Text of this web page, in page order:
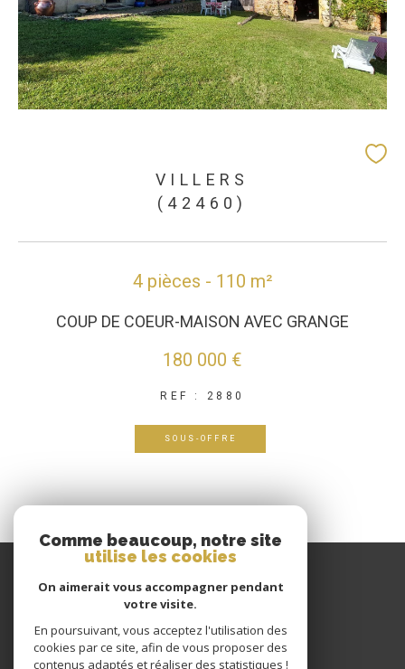
VILLERS
(42460)
4 pièces - 110 m²
COUP DE COEUR-MAISON AVEC GRANGE
180 000 €
REF : 2880
SOUS-OFFRE
GIRAUD IMMOBILIER
CONTACT@GIRAUDIMMO.COM
9 RUE CHANTELOUP
Comme beaucoup, notre site
utilise les cookies
On aimerait vous accompagner pendant
votre visite.
En poursuivant, vous acceptez l'utilisation des
cookies par ce site, afin de vous proposer des
contenus adaptés et réaliser des statistiques !